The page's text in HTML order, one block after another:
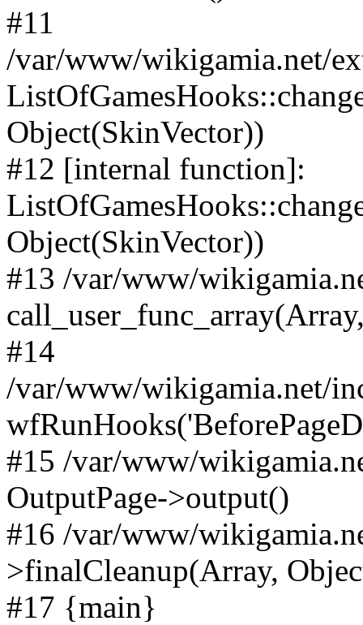
#11
/var/www/wikigamia.net/
Object(SkinVector))
#12 [internal function]:
Object(SkinVector))
#13 /var/www/
#14
/var/www/wikigamia.net/
#15 /var/www/
OutputPage->output()
#16 /var/www/
>finalCleanup(Array,
#17 {main}